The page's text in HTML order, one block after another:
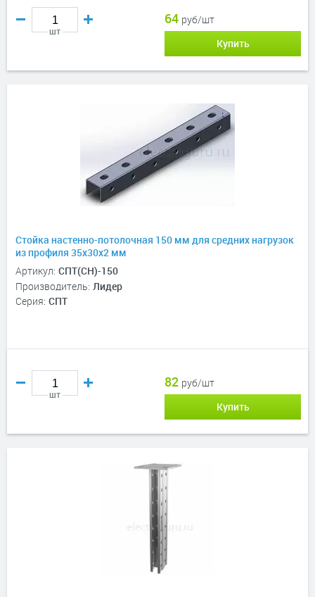
шт
64 руб/шт
Купить
Стойка настенно-потолочная 150 мм для средних нагрузок
из профиля 35х30х2 мм
Артикул: СПТ(СН)-150
Производитель: Лидер
Серия: СПТ
шт
82 руб/шт
Купить